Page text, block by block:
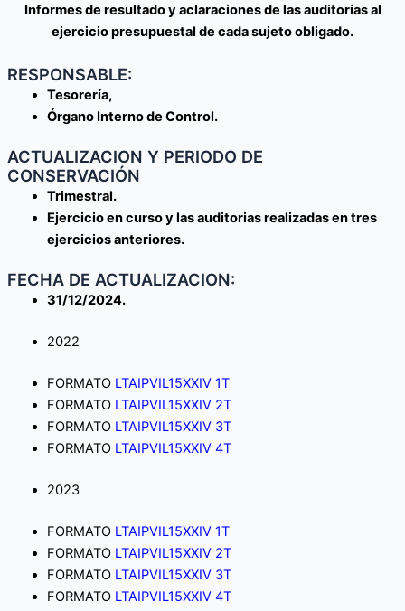
Informes de resultado y aclaraciones de las auditorías al
ejercicio presupuestal de cada sujeto obligado.
RESPONSABLE:
Tesorería,
Órgano Interno de Control.
ACTUALIZACION Y PERIODO DE
CONSERVACIÓN
Trimestral.
Ejercicio en curso y las auditorias realizadas en tres
ejercicios anteriores.
FECHA DE ACTUALIZACION:
31/12/2024.
2022
FORMATO LTAIPVIL15XXIV 1T
FORMATO LTAIPVIL15XXIV 2T
FORMATO LTAIPVIL15XXIV 3T
FORMATO LTAIPVIL15XXIV 4T
2023
FORMATO LTAIPVIL15XXIV 1T
FORMATO LTAIPVIL15XXIV 2T
FORMATO LTAIPVIL15XXIV 3T
FORMATO LTAIPVIL15XXIV 4T